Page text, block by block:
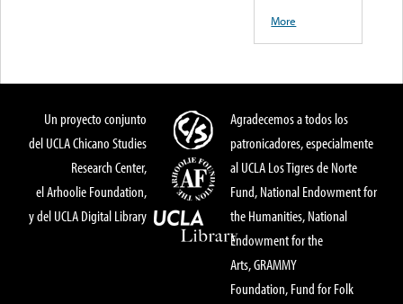
More
Un proyecto conjunto
del UCLA Chicano Studies
Research Center,
el Arhoolie Foundation,
y del UCLA Digital Library
Agradecemos a todos los
patronicadores, especialmente
al UCLA Los Tigres de Norte
Fund, National Endowment for
the Humanities, National
Endowment for the
Arts, GRAMMY
Foundation, Fund for Folk